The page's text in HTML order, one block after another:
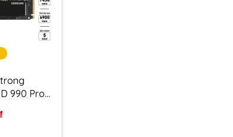
của trải nghiệm công nghệ!
990 Pro
- Bảo